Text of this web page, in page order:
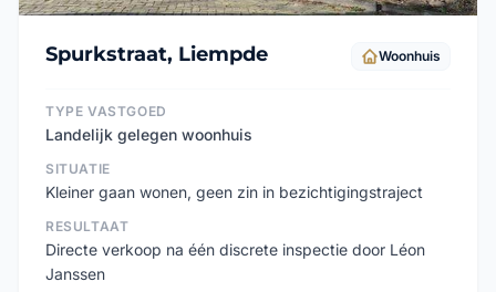
Spurkstraat, Liempde Woonhuis
TYPE VASTGOED
Landelijk gelegen woonhuis
SITUATIE
Kleiner gaan wonen, geen zin in bezichtigingstraject
RESULTAAT
Directe verkoop na één discrete inspectie door Léon
Janssen